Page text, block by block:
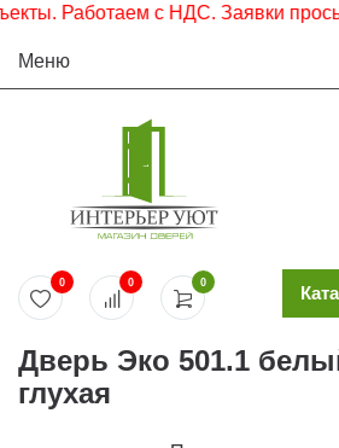
Работаем с НДС. Заявки просьба
Меню
0
0 0
Дверь Эко 501.1
глухая